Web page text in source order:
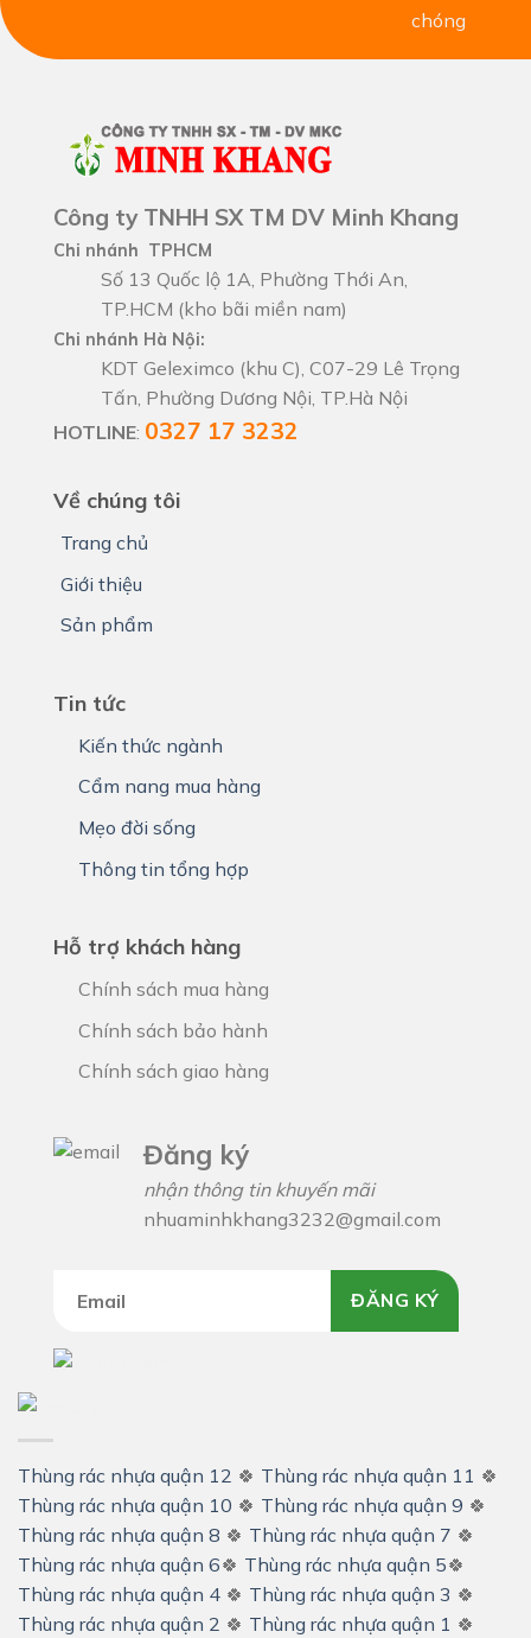
Công ty TNHH SX TM DV Minh Khang
Chi nhánh TPHCM
Số 13 Quốc lộ 1A, Phường Thới An,
TP.HCM (kho bãi miền nam)
Chi nhánh Hà Nội:
KDT Geleximco (khu C), C07-29 Lê Trọng
Tấn, Phường Dương Nội, TP.Hà Nội
HOTLINE: 0327 17 3232
Về chúng tôi
Trang chủ
Giới thiệu
Sản phẩm
Tin tức
Kiến thức ngành
Cẩm nang mua hàng
Mẹo đời sống
Thông tin tổng hợp
Hỗ trợ khách hàng
Chính sách mua hàng
Chính sách bảo hành
Chính sách giao hàng
Đăng ký
nhận thông tin khuyến mãi
nhuaminhkhang3232@gmail.com
ĐĂNG KÝ
Thùng rác nhựa quận 12 🍀 Thùng rác nhựa quận 11 🍀
Thùng rác nhựa quận 10 🍀 Thùng rác nhựa quận 9 🍀
Thùng rác nhựa quận 8 🍀 Thùng rác nhựa quận 7 🍀
Thùng rác nhựa quận 6🍀 Thùng rác nhựa quận 5🍀
Thùng rác nhựa quận 4 🍀 Thùng rác nhựa quận 3 🍀
Thùng rác nhựa quận 2 🍀 Thùng rác nhựa quận 1 🍀